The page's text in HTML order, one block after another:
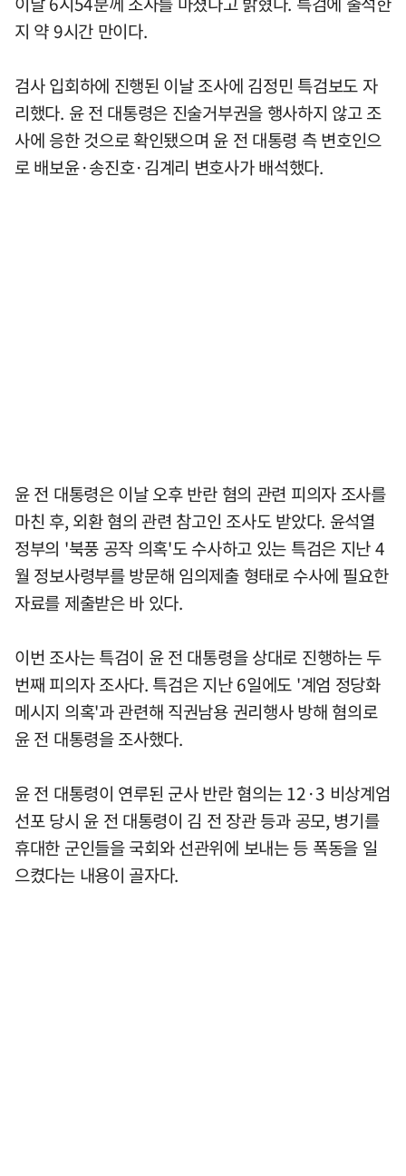
지 약 9시간 만이다.
검사 입회하에 진행된 이날 조사에 김정민 특검보도 자
리했다. 윤 전 대통령은 진술거부권을 행사하지 않고 조
사에 응한 것으로 확인됐으며 윤 전 대통령 측 변호인으
로 배보윤·송진호·김계리 변호사가 배석했다.
윤 전 대통령은 이날 오후 반란 혐의 관련 피의자 조사를
마친 후, 외환 혐의 관련 참고인 조사도 받았다. 윤석열
정부의 '북풍 공작 의혹'도 수사하고 있는 특검은 지난 4
월 정보사령부를 방문해 임의제출 형태로 수사에 필요한
자료를 제출받은 바 있다.
이번 조사는 특검이 윤 전 대통령을 상대로 진행하는 두
번째 피의자 조사다. 특검은 지난 6일에도 '계엄 정당화
메시지 의혹'과 관련해 직권남용 권리행사 방해 혐의로
윤 전 대통령을 조사했다.
윤 전 대통령이 연루된 군사 반란 혐의는 12·3 비상계엄
선포 당시 윤 전 대통령이 김 전 장관 등과 공모, 병기를
휴대한 군인들을 국회와 선관위에 보내는 등 폭동을 일
으켰다는 내용이 골자다.